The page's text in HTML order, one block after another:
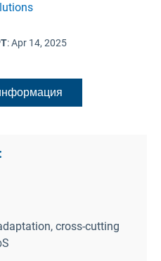
:Apr 14, 2025
cross-cutting